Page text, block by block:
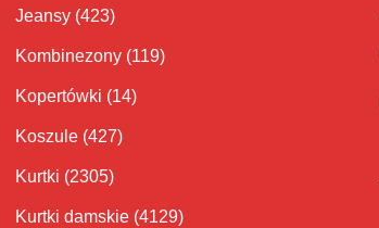
Jeansy (423)
Kombinezony (119)
Kopertówki (14)
Koszule (427)
Kurtki (2305)
Kurtki damskie (4129)